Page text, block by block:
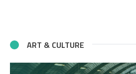
ART & CULTURE